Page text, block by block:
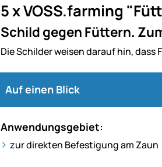
5 x VOSS.farming
Schild gegen Füttern.
Die Schilder weisen darauf hin,
Auf einen Blick
Anwendungsgebiet:
zur direkten Befestigung am Zaun